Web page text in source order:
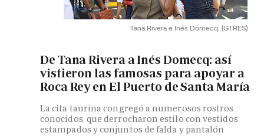
Tana Rivera e Inés Domecq. (GTRES)
De Tana Rivera a Inés Domecq: así
vistieron las famosas para apoyar a
Roca Rey en El Puerto de Santa María
La cita taurina congregó a numerosos rostros
conocidos, que derrocharon estilo con vestidos
estampados y conjuntos de falda y pantalón